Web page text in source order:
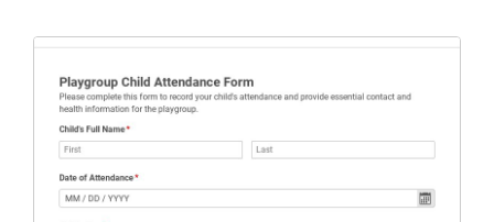
for teams and organizations.